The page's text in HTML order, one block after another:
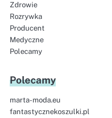
Zdrowie
Rozrywka
Producent
Medyczne
Polecamy
Polecamy
marta-moda.eu
fantastycznekoszulki.pl